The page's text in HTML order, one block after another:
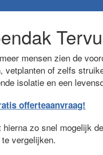
mensen zien de
vetplanten of zelfs
isolatie en een
offerteaanvraag!
zo snel mogelijk
vergelijken.